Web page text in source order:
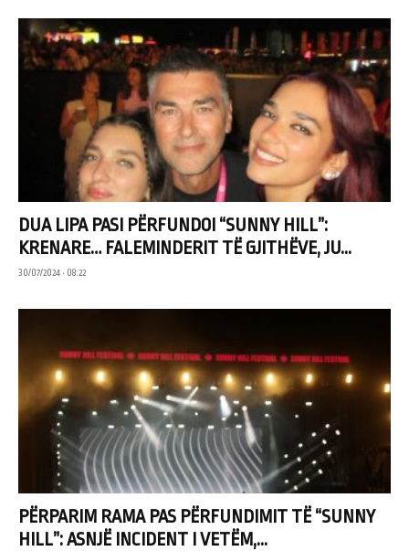
DUA LIPA PASI PËRFUNDOI “SUNNY HILL”:
KRENARE… FALEMINDERIT TË GJITHËVE, JU...
30/07/2024 • 08:22
PËRPARIM RAMA PAS PËRFUNDIMIT TË “SUNNY
HILL”: ASNJË INCIDENT I VETËM,...